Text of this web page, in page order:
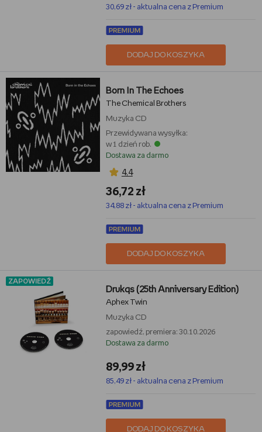
30,69 zł - aktualna cena z Premium
DODAJ DO KOSZYKA
Born In The Echoes
The Chemical Brothers
Muzyka CD
Przewidywana wysyłka:
w 1 dzień rob.
Dostawa za darmo
4,4
36,72 zł
34,88 zł - aktualna cena z Premium
DODAJ DO KOSZYKA
ZAPOWIEDŹ
Drukqs (25th Anniversary Edition)
Aphex Twin
Muzyka CD
zapowiedź, premiera: 30.10.2026
Dostawa za darmo
89,99 zł
85,49 zł - aktualna cena z Premium
DODAJ DO KOSZYKA